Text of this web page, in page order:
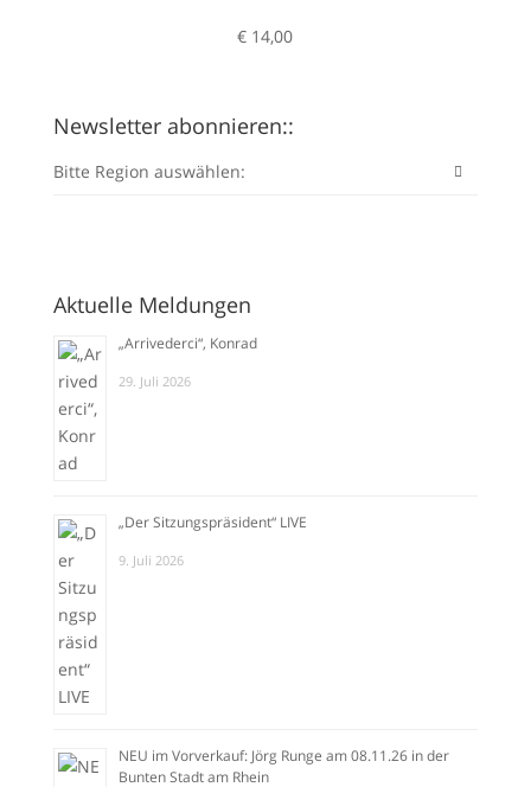
€ 14,00
Newsletter abonnieren::
Bitte Region auswählen:
Aktuelle Meldungen
„Arrivederci“, Konrad
29. Juli 2026
„Der Sitzungspräsident“ LIVE
9. Juli 2026
NEU im Vorverkauf: Jörg Runge am 08.11.26 in der
Bunten Stadt am Rhein